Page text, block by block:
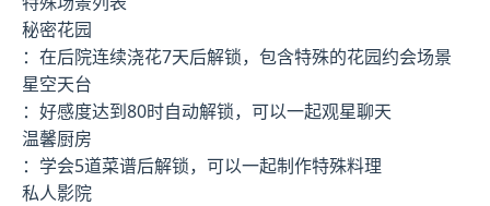
秘密花园
：在后院连续浇花7天后解锁，包含特殊的花园约会场景
星空天台
：好感度达到80时自动解锁，可以一起观星聊天
温馨厨房
：学会5道菜谱后解锁，可以一起制作特殊料理
私人影院